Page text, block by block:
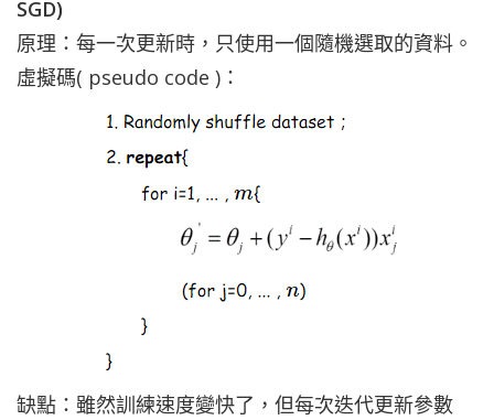
SGD)
原理：每一次更新時，只使用一個隨機選取的資料。
虛擬碼( pseudo code )：
缺點：雖然訓練速度變快了，但每次迭代更新參數